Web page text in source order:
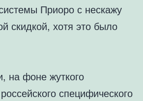
Приоро с нескажу
скидкой, хотя это было
на фоне жуткого
специфического